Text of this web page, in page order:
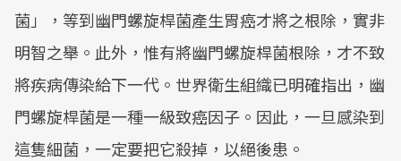
菌」，等到幽門螺旋桿菌產生胃癌才將之根除，實非
明智之舉。此外，惟有將幽門螺旋桿菌根除，才不致
將疾病傳染給下一代。世界衛生組織已明確指出，幽
門螺旋桿菌是一種一級致癌因子。因此，一旦感染到
這隻細菌，一定要把它殺掉，以絕後患。